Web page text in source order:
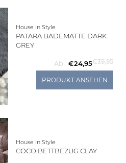
House in Style
PATARA BADEMATTE DARK
GREY
Ab €24,95€39,95
PRODUKT ANSEHEN
House in Style
COCO BETTBEZUG CLAY